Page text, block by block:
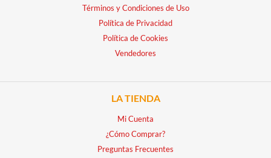
Términos y Condiciones de Uso
Política de Privacidad
Política de Cookies
Vendedores
LA TIENDA
Mi Cuenta
¿Cómo Comprar?
Preguntas Frecuentes